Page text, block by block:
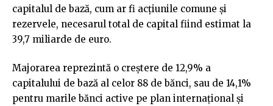
capitalul de bază, cum ar fi acţiunile comune şi
rezervele, necesarul total de capital fiind estimat la
39,7 miliarde de euro.
Majorarea reprezintă o creştere de 12,9% a
capitalului de bază al celor 88 de bănci, sau de 14,1%
pentru marile bănci active pe plan internaţional şi